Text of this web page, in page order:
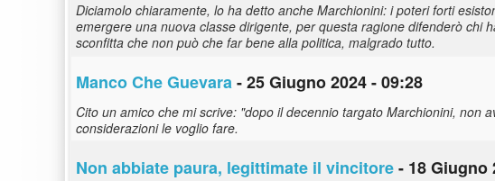
Diciamolo chiaramente, lo ha detto anche Marchionini: i poteri forti
emergere una nuova classe dirigente, per questa ragione difenderò chi
sconfitta che non può che far bene alla politica, malgrado tutto.
Manco Che Guevara- 25 Giugno 2024 - 09:28
Cito un amico che mi scrive: "dopo il decennio targato Marchionini,
considerazioni le voglio fare.
Non abbiate paura, legittimate il vincitore- 18 Giugno